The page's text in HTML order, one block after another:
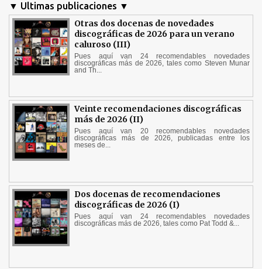
▼ Ultimas publicaciones ▼
Otras dos docenas de novedades
discográficas de 2026 para un verano
caluroso (III)
Pues aquí van 24 recomendables novedades
discográficas más de 2026, tales como Steven Munar
and Th...
Veinte recomendaciones discográficas
más de 2026 (II)
Pues aquí van 20 recomendables novedades
discográficas más de 2026, publicadas entre los
meses de...
Dos docenas de recomendaciones
discográficas de 2026 (I)
Pues aquí van 24 recomendables novedades
discográficas más de 2026, tales como Pat Todd &...